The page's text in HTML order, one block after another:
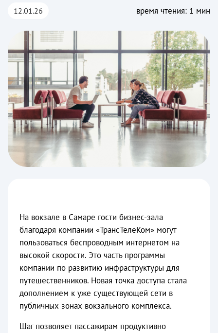
12.01.26 время чтения: 1 мин
На вокзале в Самаре гости бизнес-зала
благодаря компании «ТрансТелеКом» могут
пользоваться беспроводным интернетом на
высокой скорости. Это часть программы
компании по развитию инфраструктуры для
путешественников. Новая точка доступа стала
дополнением к уже существующей сети в
публичных зонах вокзального комплекса.
Шаг позволяет пассажирам продуктивно